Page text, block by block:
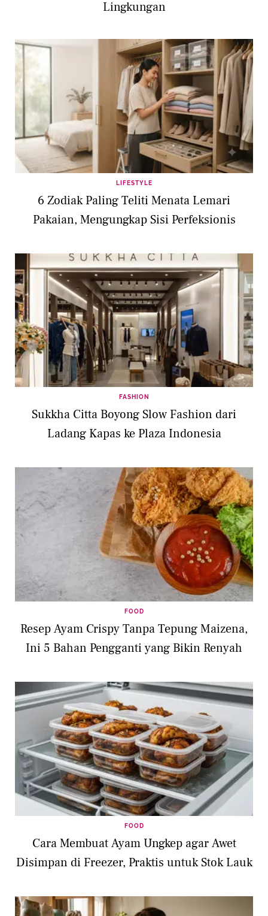
Lingkungan
LIFESTYLE
6 Zodiak Paling Teliti Menata Lemari
Pakaian, Mengungkap Sisi Perfeksionis
FASHION
Sukkha Citta Boyong Slow Fashion dari
Ladang Kapas ke Plaza Indonesia
FOOD
Resep Ayam Crispy Tanpa Tepung Maizena,
Ini 5 Bahan Pengganti yang Bikin Renyah
FOOD
Cara Membuat Ayam Ungkep agar Awet
Disimpan di Freezer, Praktis untuk Stok Lauk